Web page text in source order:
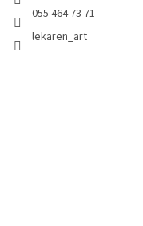
055 464 73 71
lekaren_art